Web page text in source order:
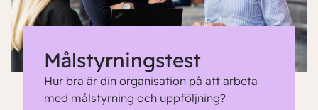
Målstyrningstest
Hur bra är din organisation på att arbeta
med målstyrning och uppföljning?